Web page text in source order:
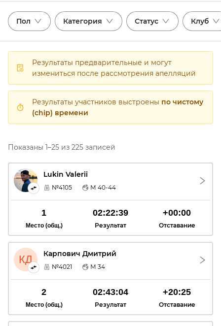
Пол Категория Статус Клуб
Результаты предварительные и могут
измениться после рассмотрения апелляций
Результаты участников выстроены по чистому
(chip) времени
Показаны 1–25 из 225 записей
LV Lukin Valerii
№4105 М 40-44
1
Место (общ.)
02:22:39
Результат
+00:00
Отставание
КД Карпович Дмитрий
№4021 М 34
2
Место (общ.)
02:43:04
Результат
+20:25
Отставание